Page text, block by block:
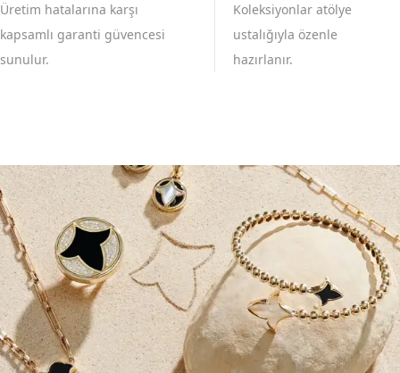
Üretim hatalarına karşı
kapsamlı garanti güvencesi
sunulur.
Koleksiyonlar atölye
ustalığıyla özenle
hazırlanır.